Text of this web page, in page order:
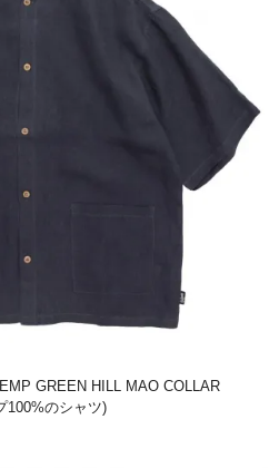
GREEN HILL MAO COLLAR
100%のシャツ)